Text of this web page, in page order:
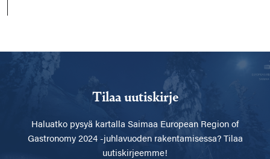
Tilaa uutiskirje
Haluatko pysyä kartalla Saimaa European Region of
Gastronomy 2024 -juhlavuoden rakentamisessa? Tilaa
uutiskirjeemme!